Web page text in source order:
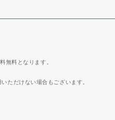
無料となります。
ただけない場合もございます。